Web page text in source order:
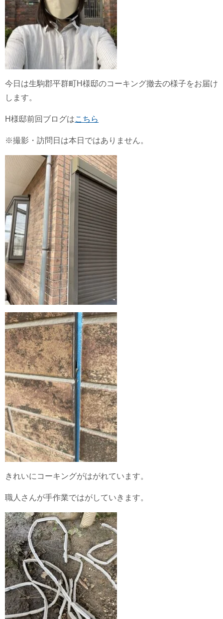
今日は生駒郡平群町H様邸のコーキング撤去の様子をお届け
します。
H様邸前回ブログはこちら
※撮影・訪問日は本日ではありません。
きれいにコーキングがはがれています。
職人さんが手作業ではがしていきます。